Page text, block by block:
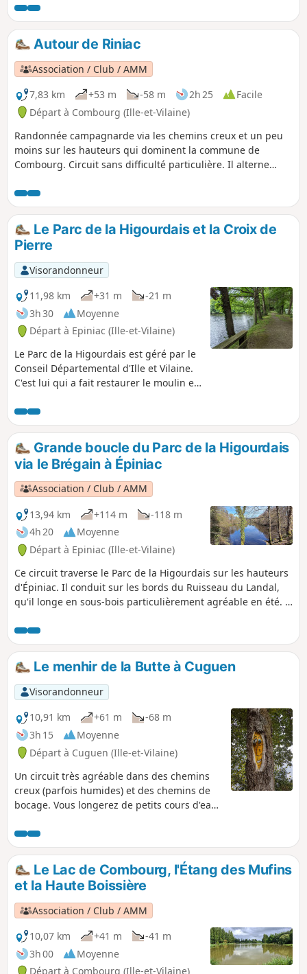
chemine dans la campagne, via des chemins creux et
quelques jolies petites demeures.
Autour de Riniac
Association / Club / AMM
7,83 km
+53 m -58 m 2h 25
Facile
Départ à Combourg (Ille-et-Vilaine)
Randonnée campagnarde via les chemins creux et un peu
moins sur les hauteurs qui dominent la commune de
Combourg. Circuit sans difficulté particulière. Il alterne
part significative sur routes à très faible circulation. Riniac
ne présente pas d'intérêt particulier. C'est plutôt un village
"dortoir" mais avec de jolies maisons. La campagne offre de
belles perspectives.
Le Parc de la Higourdais et la Croix de
Pierre
Visorandonneur
11,98 km
+31 m
-21 m
3h 30
Moyenne
Départ à Epiniac (Ille-et-Vilaine)
Le Parc de la Higourdais est géré par le
Conseil Départemental d'Ille et Vilaine.
C'est lui qui a fait restaurer le moulin et
parcours ce n'est pas moins de cinq
croix que vous découvrirez.
Grande boucle du Parc de la Higourdais
via le Brégain à Épiniac
Association / Club / AMM
13,94 km
+114 m
-118 m
4h 20
Moyenne
Départ à Epiniac (Ille-et-Vilaine)
Ce circuit traverse le Parc de la Higourdais sur les hauteurs
d'Épiniac. Il conduit sur les bords du Ruisseau du Landal,
qu'il longe en sous-bois particulièrement agréable en été. Il
moitié sur des sentiers. La randonnée passe par la colline
du Brégain, qui offre une très belle vue sur le bassin du
Guyoult au Nord. Par bau temps, on aperçoit le Mont-Saint-
Michel dans le Nord-Est. Le retour se fait sur de petites
routes assez agréables en général et peu fréquentées et
qui permettent de découvrir de vieux hameaux et quelques
belles maisons en pierre.
Le menhir de la Butte à Cuguen
Visorandonneur
10,91 km
+61 m
-68 m
3h 15
Moyenne
Départ à Cuguen (Ille-et-Vilaine)
Un circuit très agréable dans des chemins
creux (parfois humides) et des chemins de
bocage. Vous longerez de petits cours d'eau
traversent une zone de cailloux. Point
d'orgue de cette randonnée : le menhir de la
Butte.Le Lac de Combourg, l'Étang des Mufins
et la Haute Boissière
Association / Club / AMM
10,07 km
+41 m
-41 m
3h 00
Moyenne
Départ à Combourg (Ille-et-Vilaine)